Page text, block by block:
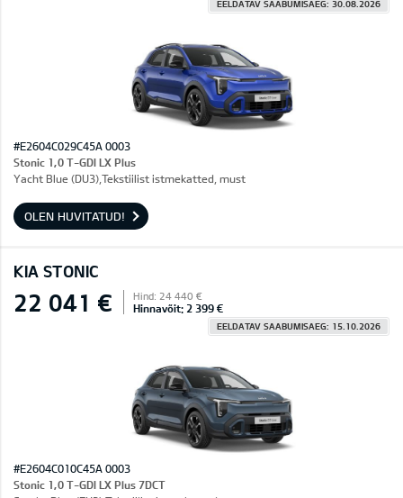
EELDATAV SAABUMISAEG: 30.08.2026
#E2604C029C45A 0003
Stonic 1,0 T-GDI LX Plus
Yacht Blue (DU3),Tekstiilist istmekatted, must
OLEN HUVITATUD!
KIA STONIC
22 041 € Hind: 24 440 €
Hinnavõit: 2 399 €
EELDATAV SAABUMISAEG: 15.10.2026
#E2604C010C45A 0003
Stonic 1,0 T-GDI LX Plus 7DCT